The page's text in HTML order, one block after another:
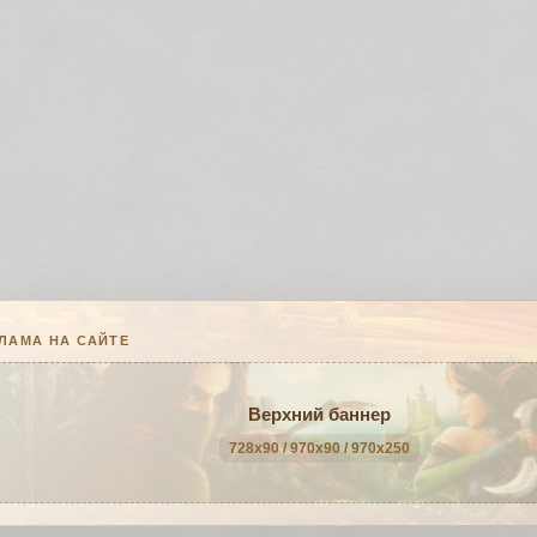
НА САЙТЕ
Верхний баннер
728x90 / 970x90 / 970x250